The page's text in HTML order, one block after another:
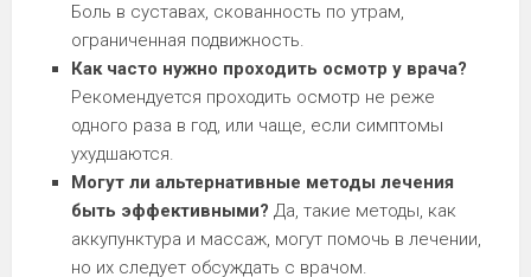
Боль в суставах, скованность по утрам,
ограниченная подвижность.
Как часто нужно проходить осмотр у врача?
Рекомендуется проходить осмотр не реже
одного раза в год, или чаще, если симптомы
ухудшаются.
Могут ли альтернативные методы лечения
быть эффективными? Да, такие методы, как
аккупунктура и массаж, могут помочь в лечении,
но их следует обсуждать с врачом.